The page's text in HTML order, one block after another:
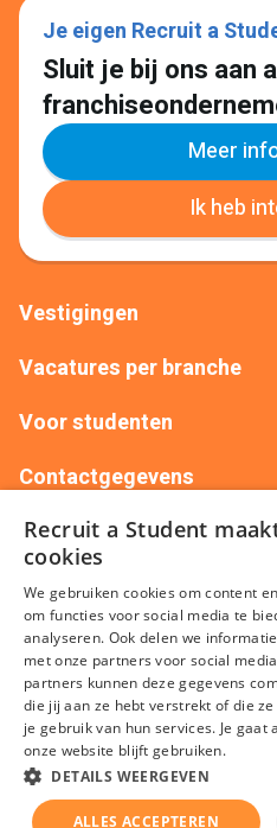
Je eigen Recruit a
Sluit je bij ons aan
Meer
Ik heb
Vestigingen
Vacatures per branche
Voor studenten
Contactgegevens
+31(0)88 522 00 76
Alle vestigingen
Algemene voorwaarden
Recruit a Student
cookies
We gebruiken cookies om content
om functies voor social media te
analyseren. Ook delen we
met onze partners voor social
partners kunnen deze gegevens
die jij aan ze hebt verstrekt of die
je gebruik van hun services. Je
onze website blijft gebruiken.
DETAILS WEERGEVEN
ALLES ACCEPTEREN